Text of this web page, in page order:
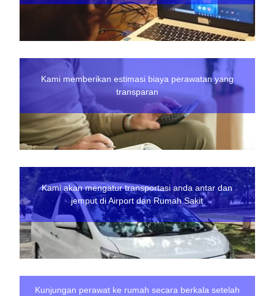
Kami memberikan estimasi biaya perawatan yang
transparan
Kami akan mengatur transportasi anda antar dan
jemput di Airport dan Rumah Sakit
Kunjungan perawat ke rumah secara berkala setelah